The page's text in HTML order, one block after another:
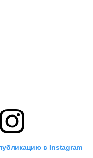
в Instagram